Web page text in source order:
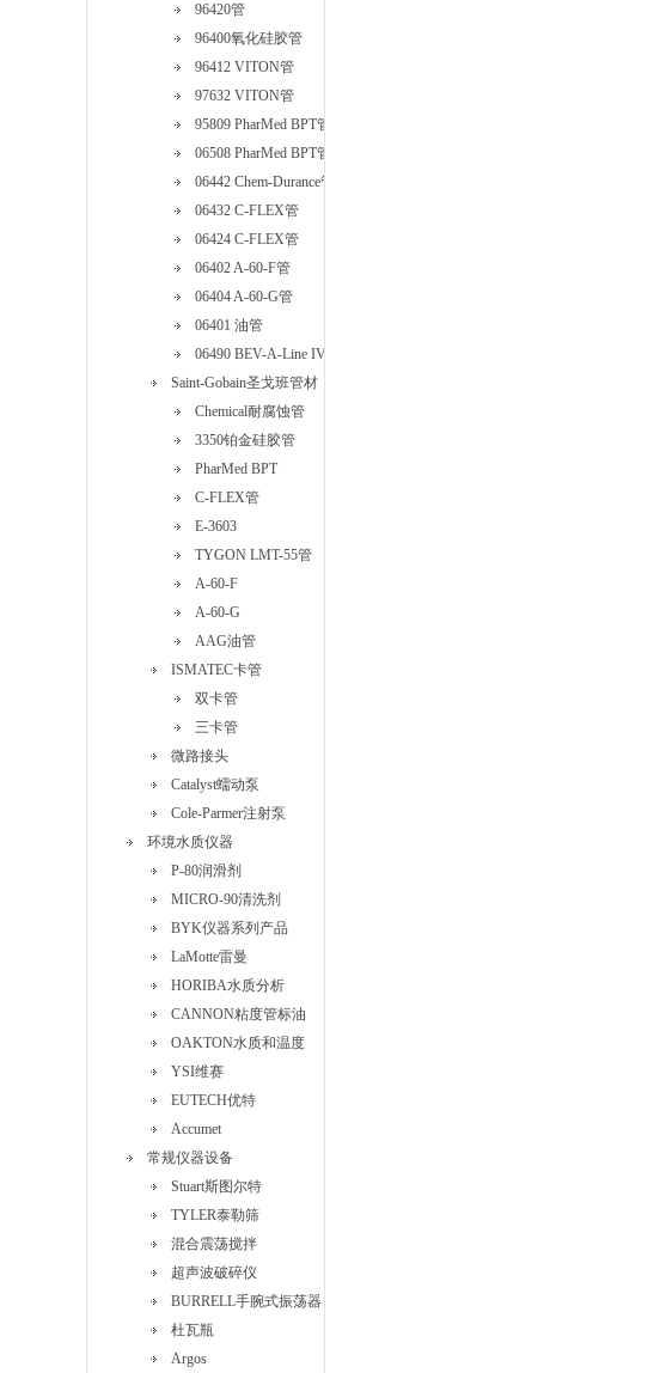
96420管
96400氧化硅胶管
96412 VITON管
97632 VITON管
95809 PharMed BPT管
06508 PharMed BPT管
06442 Chem-Durance管
06432 C-FLEX管
06424 C-FLEX管
06402 A-60-F管
06404 A-60-G管
06401 油管
06490 BEV-A-Line IV管
Saint-Gobain圣戈班管材
Chemical耐腐蚀管
3350铂金硅胶管
PharMed BPT
C-FLEX管
E-3603
TYGON LMT-55管
A-60-F
A-60-G
AAG油管
ISMATEC卡管
双卡管
三卡管
微路接头
Catalyst蠕动泵
Cole-Parmer注射泵
环境水质仪器
P-80润滑剂
MICRO-90清洗剂
BYK仪器系列产品
LaMotte雷曼
HORIBA水质分析
CANNON粘度管标油
OAKTON水质和温度
YSI维赛
EUTECH优特
Accumet
常规仪器设备
Stuart斯图尔特
TYLER泰勒筛
混合震荡搅拌
超声波破碎仪
BURRELL手腕式振荡器
杜瓦瓶
Argos